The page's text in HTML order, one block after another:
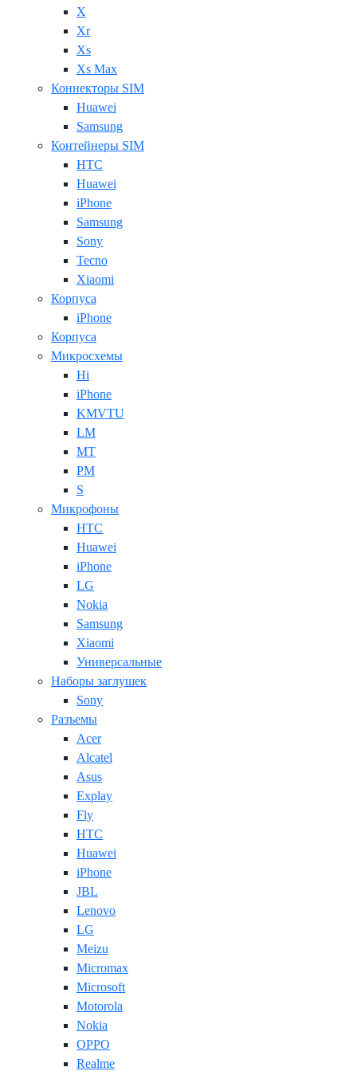
X
Xr
Xs
Xs Max
Коннекторы SIM
Huawei
Samsung
Контейнеры SIM
HTC
Huawei
iPhone
Samsung
Sony
Tecno
Xiaomi
Корпуса
iPhone
Корпуса
Микросхемы
Hi
iPhone
KMVTU
LM
MT
PM
S
Микрофоны
HTC
Huawei
iPhone
LG
Nokia
Samsung
Xiaomi
Универсальные
Наборы заглушек
Sony
Разъемы
Acer
Alcatel
Asus
Explay
Fly
HTC
Huawei
iPhone
JBL
Lenovo
LG
Meizu
Micromax
Microsoft
Motorola
Nokia
OPPO
Realme